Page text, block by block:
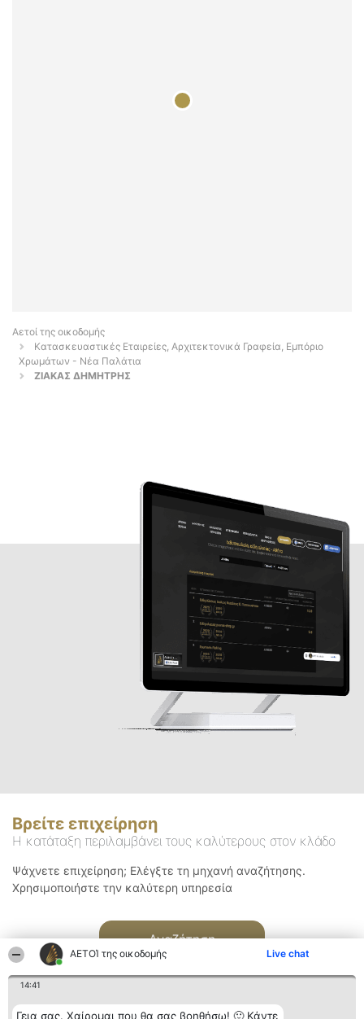
ΑΕΤΟΊ της οικοδομής Live chat
14:41
Γεια σας. Χαίρομαι που θα σας βοηθήσω! 🙂 Κάντε
Αετοί της οικοδομής
Κατασκευαστικές Εταιρείες, Αρχιτεκτονικά Γραφεία, Εμπόριο
Χρωμάτων - Νέα Παλάτια
ΖΙΑΚΑΣ ΔΗΜΗΤΡΗΣ
Βρείτε επιχείρηση
Η κατάταξη περιλαμβάνει τους καλύτερους στον κλάδο
Ψάχνετε επιχείρηση; Ελέγξτε τη μηχανή αναζήτησης.
Χρησιμοποιήστε την καλύτερη υπηρεσία
Αναζήτηση